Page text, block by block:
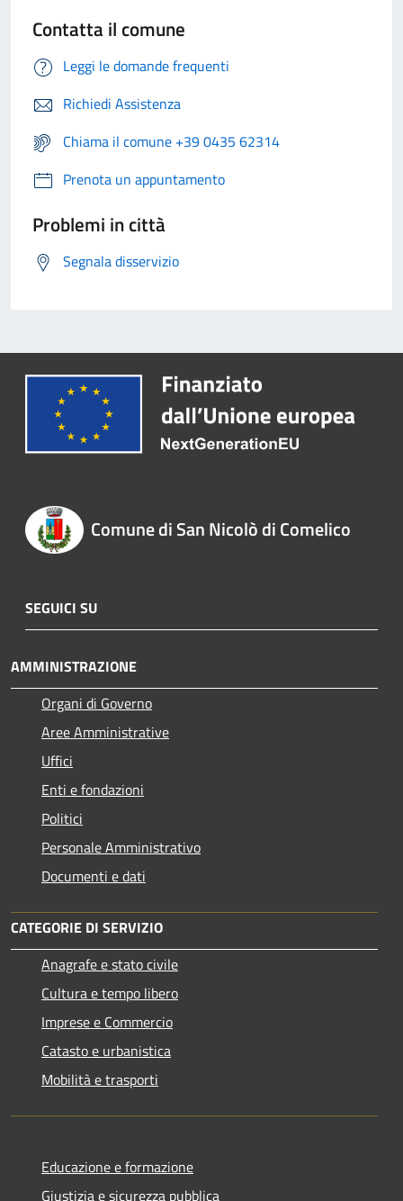
Contatta il comune
Leggi le domande frequenti
Richiedi Assistenza
Chiama il comune +39 0435 62314
Prenota un appuntamento
Problemi in città
Segnala disservizio
Comune di San Nicolò di Comelico
SEGUICI SU
AMMINISTRAZIONE
Organi di Governo
Aree Amministrative
Uffici
Enti e fondazioni
Politici
Personale Amministrativo
Documenti e dati
CATEGORIE DI SERVIZIO
Anagrafe e stato civile
Cultura e tempo libero
Imprese e Commercio
Catasto e urbanistica
Mobilità e trasporti
Educazione e formazione
Giustizia e sicurezza pubblica